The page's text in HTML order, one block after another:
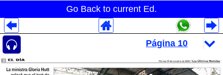
Go Back to current Ed.
Despliegues Analytics
Despliegues Totales